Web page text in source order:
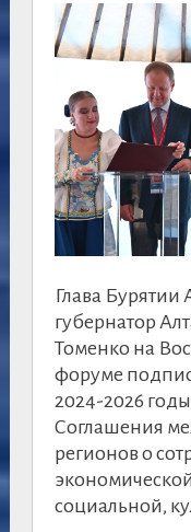
Глава
губернатор
Томенко на
форуме
2024-2026
Соглашения
регионов о
социальной,